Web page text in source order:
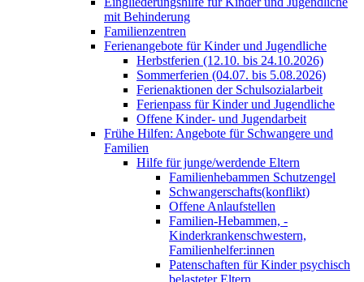
mit Behinderung
Familienzentren
Ferienangebote für Kinder und Jugendliche
Herbstferien (12.10. bis 24.10.2026)
Sommerferien (04.07. bis 5.08.2026)
Ferienaktionen der Schulsozialarbeit
Ferienpass für Kinder und Jugendliche
Offene Kinder- und Jugendarbeit
Frühe Hilfen: Angebote für Schwangere und
Familien
Hilfe für junge/werdende Eltern
Familienhebammen Schutzengel
Schwangerschafts(konflikt)
Offene Anlaufstellen
Familien-Hebammen, -
Kinderkrankenschwestern,
Familienhelfer:innen
Patenschaften für Kinder psychisch
belasteter Eltern